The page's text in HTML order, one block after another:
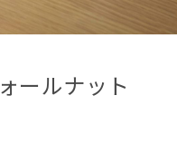
ールナット